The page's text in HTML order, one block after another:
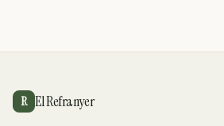
R El Refranyer